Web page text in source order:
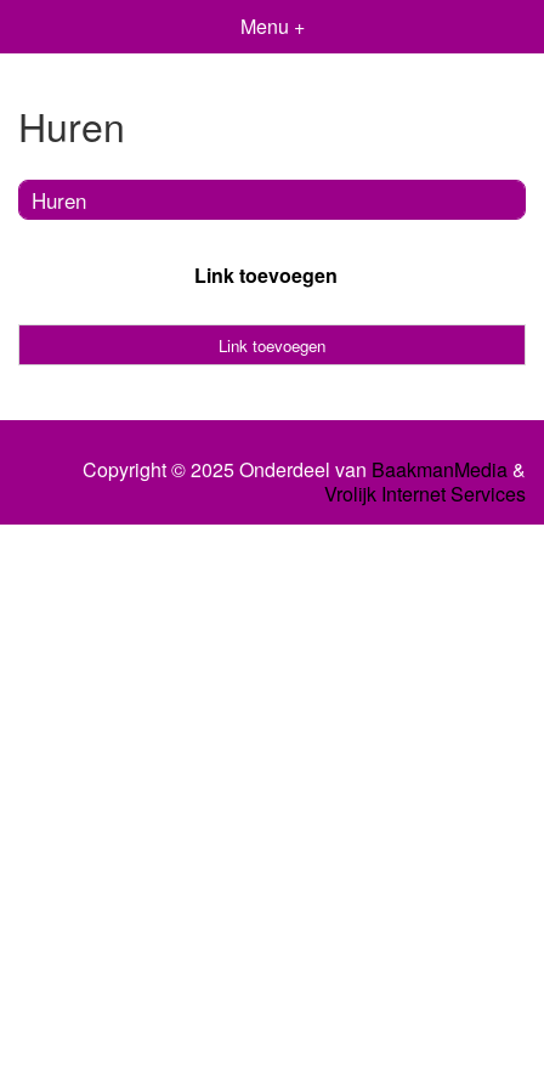
Menu +
Huren
Huren
Link toevoegen
Link toevoegen
Copyright © 2025 Onderdeel van BaakmanMedia&
Vrolijk Internet Services